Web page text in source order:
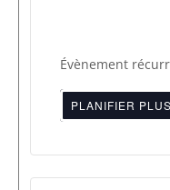
Évènement
PLANIFIER